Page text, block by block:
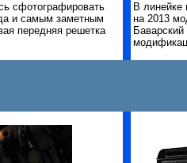
сфотографировать
и самым заметным
передняя решетка
В линейке
на 2013